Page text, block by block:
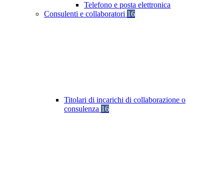
Telefono e posta elettronica
Consulenti e collaboratori 16
Titolari di incarichi di collaborazione o
consulenza 16